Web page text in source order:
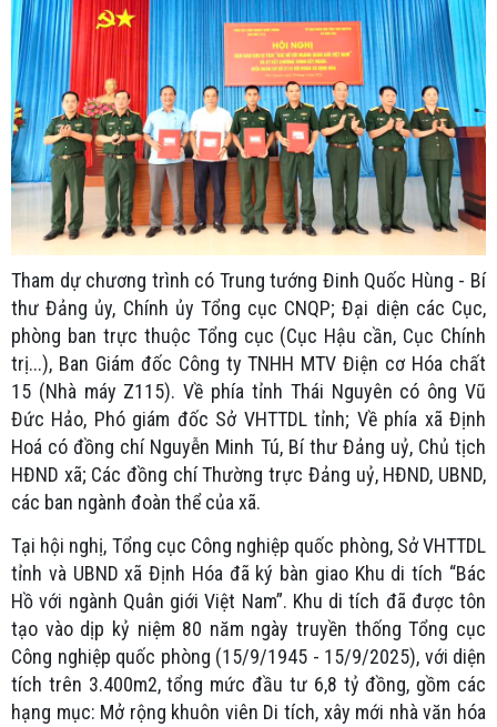
Tham dự chương trình có Trung tướng Đinh Quốc Hùng - Bí
thư Đảng ủy, Chính ủy Tổng cục CNQP; Đại diện các Cục,
phòng ban trực thuộc Tổng cục (Cục Hậu cần, Cục Chính
trị...), Ban Giám đốc Công ty TNHH MTV Điện cơ Hóa chất
15 (Nhà máy Z115). Về phía tỉnh Thái Nguyên có ông Vũ
Đức Hảo, Phó giám đốc Sở VHTTDL tỉnh; Về phía xã Định
Hoá có đồng chí Nguyễn Minh Tú, Bí thư Đảng uỷ, Chủ tịch
HĐND xã; Các đồng chí Thường trực Đảng uỷ, HĐND, UBND,
các ban ngành đoàn thể của xã.
Tại hội nghị, Tổng cục Công nghiệp quốc phòng, Sở VHTTDL
tỉnh và UBND xã Định Hóa đã ký bàn giao Khu di tích “Bác
Hồ với ngành Quân giới Việt Nam”. Khu di tích đã được tôn
tạo vào dịp kỷ niệm 80 năm ngày truyền thống Tổng cục
Công nghiệp quốc phòng (15/9/1945 - 15/9/2025), với diện
tích trên 3.400m2, tổng mức đầu tư 6,8 tỷ đồng, gồm các
hạng mục: Mở rộng khuôn viên Di tích, xây mới nhà văn hóa